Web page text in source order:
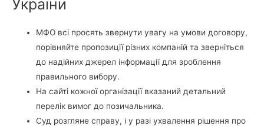
України
МФО всі просять звернути увагу на умови договору,
порівняйте пропозиції різних компаній та зверніться
до надійних джерел інформації для зроблення
правильного вибору.
На сайті кожної організації вказаний детальний
перелік вимог до позичальника.
Суд розгляне справу, і у разі ухвалення рішення про